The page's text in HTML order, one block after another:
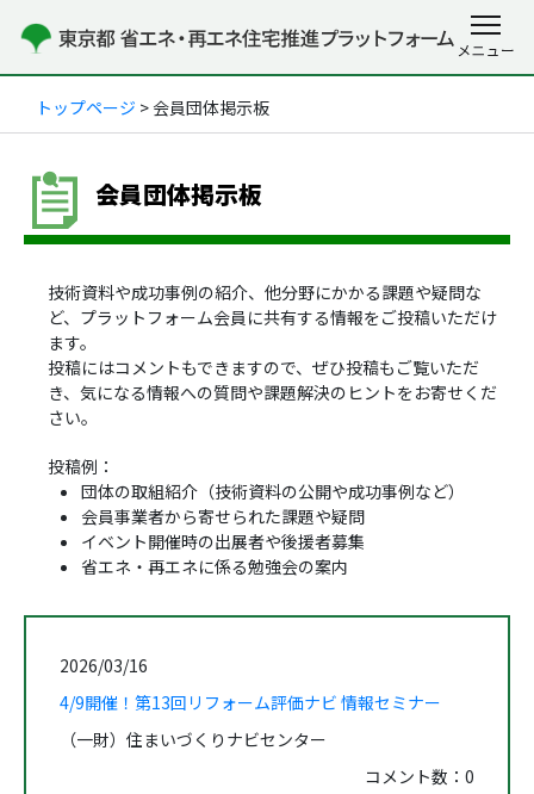
トップページ > 会員団体掲示板
会員団体掲示板
技術資料や成功事例の紹介、他分野にかかる課題や疑問な
ど、プラットフォーム会員に共有する情報をご投稿いただけ
ます。
投稿にはコメントもできますので、ぜひ投稿もご覧いただ
き、気になる情報への質問や課題解決のヒントをお寄せくだ
さい。
投稿例：
団体の取組紹介（技術資料の公開や成功事例など）
会員事業者から寄せられた課題や疑問
イベント開催時の出展者や後援者募集
省エネ・再エネに係る勉強会の案内
2026/03/16
4/9開催！第13回リフォーム評価ナビ 情報セミナー
（一財）住まいづくりナビセンター
コメント数： 0